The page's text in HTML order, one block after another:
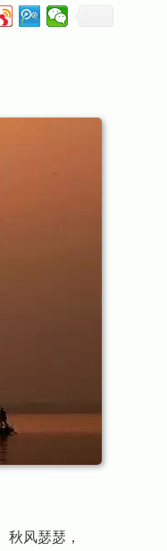
风瑟瑟，